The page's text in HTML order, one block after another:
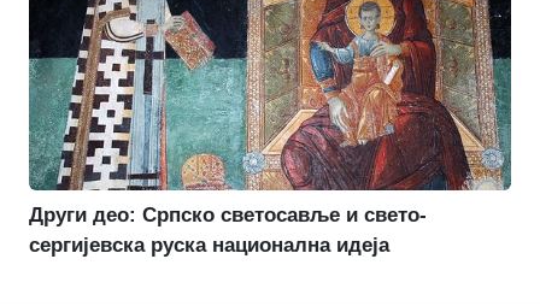
Други део: Српско светосавље и свето-
сергијевска руска национална идеја